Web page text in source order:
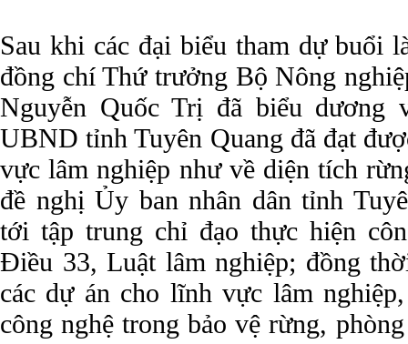
Sau khi các đại biểu tham dự buổi
đồng chí Thứ trưởng Bộ Nông
Nguyễn Quốc Trị đã biểu dương
UBND tỉnh Tuyên Quang đã đạt
vực lâm nghiệp như về diện tích
đề nghị Ủy ban nhân dân tỉnh
tới tập trung chỉ đạo thực hiện
Điều 33, Luật lâm nghiệp; đồng
các dự án cho lĩnh vực lâm
công nghệ trong bảo vệ rừng,